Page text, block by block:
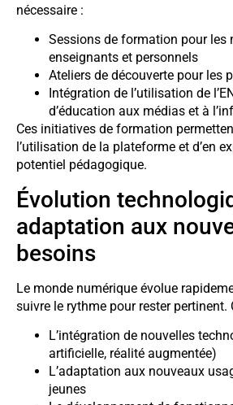
nécessaire :
Sessions de formation pour les
enseignants et personnels
Ateliers de découverte pour les
Intégration de l’utilisation de
d’éducation aux médias et à
Ces initiatives de formation
l’utilisation de la plateforme et d’en
potentiel pédagogique.
Évolution
adaptation aux
besoins
Le monde numérique évolue
suivre le rythme pour rester pertinent.
L’intégration de nouvelles
artificielle, réalité augmentée)
L’adaptation aux nouveaux
jeunes